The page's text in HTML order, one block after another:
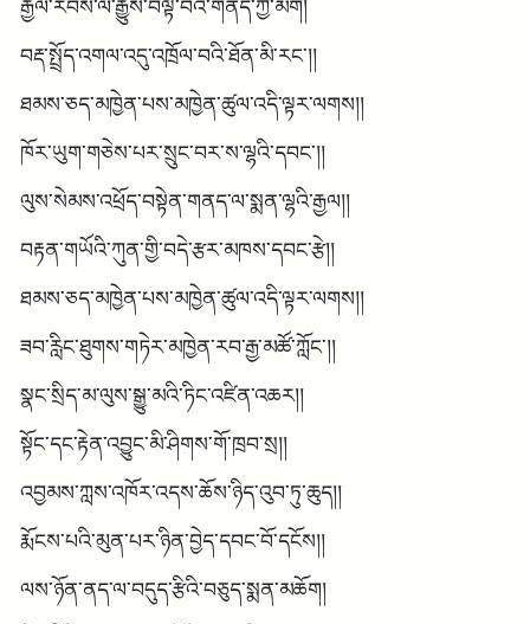
རྒྱལ་རབས་ལོ་རྒྱུས་བལྟ་བའི་གནད་ཀྱི་མིག།
བརྡ་སྤྲོད་འགལ་འདུ་འཁྲོལ་བའི་ཐོན་མི་རང་།།
ཐམས་ཅད་མཁྱེན་པས་མཁྱེན་ཚུལ་འདི་ལྟར་ལགས།།
ཁོར་ཡུག་གཅེས་པར་སྲུང་བར་ས་ལྷའི་དབང་།།
ལུས་སེམས་འཕྲོད་བསྟེན་གནད་ལ་སྨན་ལྷའི་རྒྱལ།།
བརྟན་གཡོའི་ཀུན་གྱི་བདེ་རྩར་མཁས་དབང་རྩེ།།
ཐམས་ཅད་མཁྱེན་པས་མཁྱེན་ཚུལ་འདི་ལྟར་ལགས།།
ཟབ་རླིང་ཐུགས་གཏེར་མཁྱེན་རབ་རྒྱ་མཚོ་ཀློང་།།
སྣང་སྲིད་མ་ལུས་སྒྱུ་མའི་ཏིང་འཛིན་འཆར།།
སྟོང་དང་རྟེན་འབྱུང་མི་ཤིགས་གོ་ཁྲབ་སྲ།།
འབྱམས་ཀླས་འཁོར་འདས་ཆོས་ཉིད་འུབ་ཏུ་ཆུད།།
རྨོངས་པའི་མུན་པར་ཉིན་བྱེད་དབང་བོ་དངོས།།
ལས་ཉོན་ནད་ལ་བདུད་རྩིའི་བཅུད་སྨན་མཆོག།